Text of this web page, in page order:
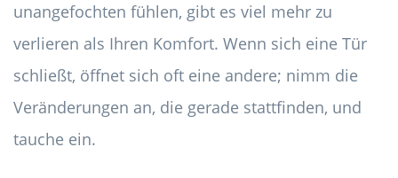
unangefochten fühlen, gibt es viel mehr zu
verlieren als Ihren Komfort. Wenn sich eine Tür
schließt, öffnet sich oft eine andere; nimm die
Veränderungen an, die gerade stattfinden, und
tauche ein.